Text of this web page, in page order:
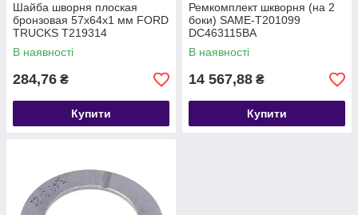
Шайба шворня плоская
бронзовая 57х64х1 мм FORD
TRUCKS T219314
W718043S300
В наявності
284,76 ₴
Купити
Ремкомплект шкворня (на 2
боки) SAME-T201099
DC463115BA
В наявності
14 567,88 ₴
Купити